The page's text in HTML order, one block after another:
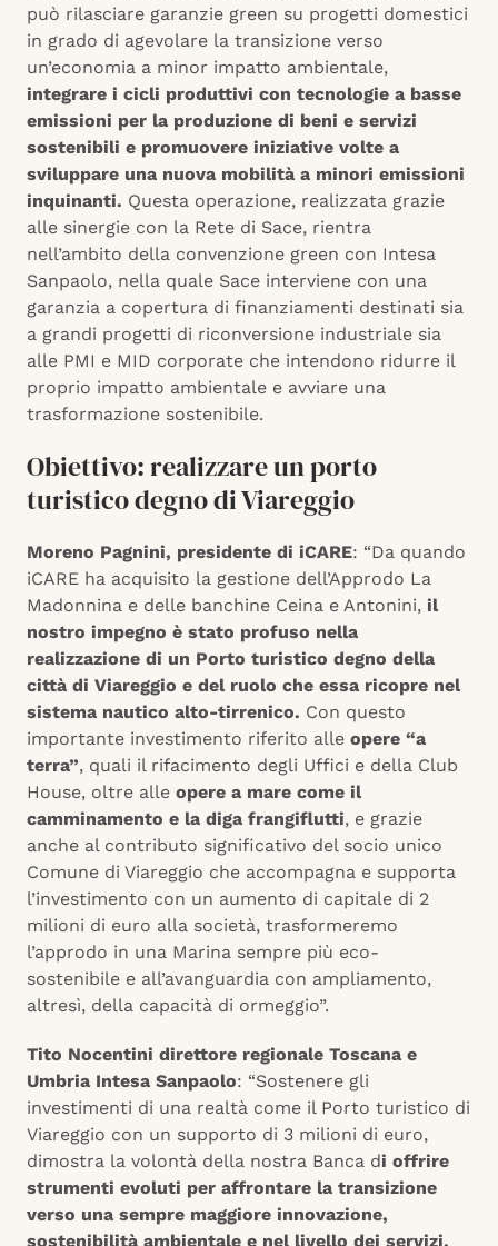
può rilasciare garanzie green su progetti domestici
in grado di agevolare la transizione verso
un’economia a minor impatto ambientale,
integrare i cicli produttivi con tecnologie a basse
emissioni per la produzione di beni e servizi
sostenibili e promuovere iniziative volte a
sviluppare una nuova mobilità a minori emissioni
inquinanti. Questa operazione, realizzata grazie
alle sinergie con la Rete di Sace, rientra
nell’ambito della convenzione green con Intesa
Sanpaolo, nella quale Sace interviene con una
garanzia a copertura di finanziamenti destinati sia
a grandi progetti di riconversione industriale sia
alle PMI e MID corporate che intendono ridurre il
proprio impatto ambientale e avviare una
trasformazione sostenibile.
Obiettivo: realizzare un porto
turistico degno di Viareggio
Moreno Pagnini, presidente di iCARE: “Da quando
iCARE ha acquisito la gestione dell’Approdo La
Madonnina e delle banchine Ceina e Antonini, il
nostro impegno è stato profuso nella
realizzazione di un Porto turistico degno della
città di Viareggio e del ruolo che essa ricopre nel
sistema nautico alto-tirrenico. Con questo
importante investimento riferito alle opere “a
terra”, quali il rifacimento degli Uffici e della Club
House, oltre alle opere a mare come il
camminamento e la diga frangiflutti, e grazie
anche al contributo significativo del socio unico
Comune di Viareggio che accompagna e supporta
l’investimento con un aumento di capitale di 2
milioni di euro alla società, trasformeremo
l’approdo in una Marina sempre più eco-
sostenibile e all’avanguardia con ampliamento,
altresì, della capacità di ormeggio”.
Tito Nocentini direttore regionale Toscana e
Umbria Intesa Sanpaolo: “Sostenere gli
investimenti di una realtà come il Porto turistico di
Viareggio con un supporto di 3 milioni di euro,
dimostra la volontà della nostra Banca di offrire
strumenti evoluti per affrontare la transizione
verso una sempre maggiore innovazione,
sostenibilità ambientale e nel livello dei servizi.